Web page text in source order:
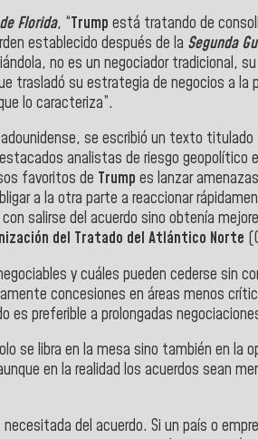
Florida, “Trump está tratando de
establecido después de la Segunda
no es un negociador tradicional,
trasladó su estrategia de negocios a la
lo caracteriza”.
se escribió un texto titulado
analistas de riesgo geopolítico
favoritos de Trump es lanzar
a la otra parte a reaccionar
salirse del acuerdo sino obtenía
del Tratado del Atlántico Norte
y cuáles pueden cederse sin
concesiones en áreas menos
preferible a prolongadas
se libra en la mesa sino también en la
en la realidad los acuerdos sean
del acuerdo. Si un país o